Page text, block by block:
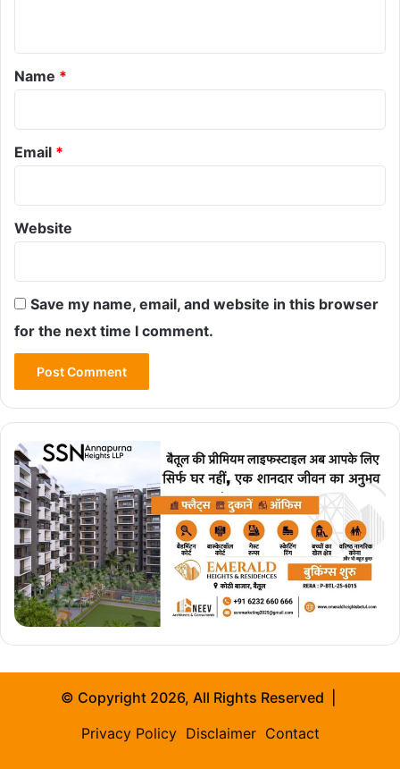
*
Name *
Email *
Website
Save my name, email, and website in this browser
for the next time I comment.
© Copyright 2026, All Rights Reserved |
Privacy Policy Disclaimer Contact